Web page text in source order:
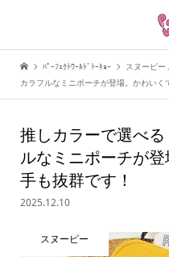
ﾊﾟｰﾌｪｸﾄﾜｰﾙﾄﾞﾄｰｷｮｰ スヌーピー ,
カラフルなミニポーチが登場。かわいく
推しカラーで選べ
ルなミニポーチが
手も抜群です！
2025.12.10
スヌーピー